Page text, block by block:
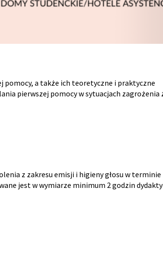
a także ich teoretyczne i praktyczne
pierwszej pomocy w sytuacjach zagrożenia
z zakresu emisji i higieny głosu w terminie
jest w wymiarze minimum 2 godzin